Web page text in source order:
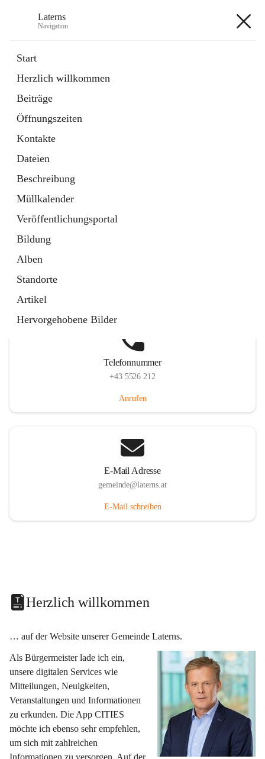
Laterns
Navigation
Start
Herzlich willkommen
Beiträge
Öffnungszeiten
Kontakte
Dateien
Beschreibung
Müllkalender
Veröffentlichungsportal
Bildung
Alben
Standorte
Artikel
Hervorgehobene Bilder
11 Schnellzugriffe
Soziales
1 Schnellzugriff
Telefonnummer
+43 5526 212
Anrufen
E-Mail Adresse
gemeinde@laterns.at
E-Mail schreiben
Herzlich willkommen
… auf der Website unserer Gemeinde Laterns.
Als Bürgermeister lade ich ein,
unsere digitalen Services wie
Mitteilungen, Neuigkeiten,
Veranstaltungen und Informationen
zu erkunden. Die App CITIES
möchte ich ebenso sehr empfehlen,
um sich mit zahlreichen
Informationen zu versorgen. Auf der